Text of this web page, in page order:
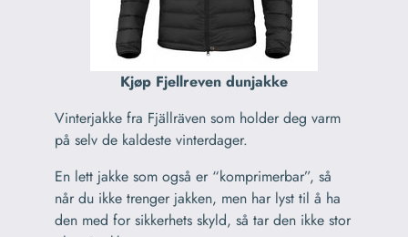
Kjøp Fjellreven dunjakke
Vinterjakke fra Fjällräven som holder deg varm
på selv de kaldeste vinterdager.
En lett jakke som også er “komprimerbar”, så
når du ikke trenger jakken, men har lyst til å ha
den med for sikkerhets skyld, så tar den ikke stor